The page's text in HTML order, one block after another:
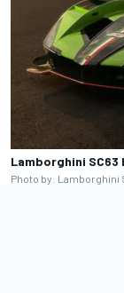
Lamborghini SC63
Photo by: Lamborghini